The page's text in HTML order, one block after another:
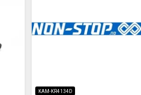
KAM-KR4134D